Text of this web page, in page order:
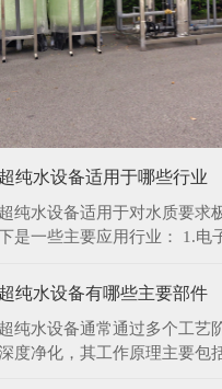
超纯水设备适用于哪些行业
超纯水设备适用于对水质要求
是一些主要应用行业： 1.电
于清洗硅片、光刻、蚀刻等工
制造中，需要使用超纯水将硅
干净，以确保芯片的性能和
其微量的杂质，都可能导致
超纯水设备有哪些主要部件
超纯水设备通常通过多个工艺
度净化，其工作原理主要包